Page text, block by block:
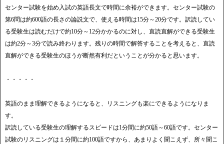
センター試験を始め入試の英語長文で時間に余裕ができます。センター試験の
第6問は約600語の長さの論説文で、使える時間は15分～20分です。訳読してい
る受験生は読むだけで約10分～12分かかるのに対し、直読直解ができる受験生
は約2分～3分で読み終わります。残りの時間で解答することを考えると、直読
直解ができる受験生のほうが断然有利だということが分かると思います。
・・・・・
英語のまま理解できるようになると、リスニングも楽にできるようになりま
す。
訳読している受験生の理解するスピードは1分間に約50語～60語です。センター
試験のリスニングは１分間に約100語ですから、あまりよく聞こえず、所々聞こ